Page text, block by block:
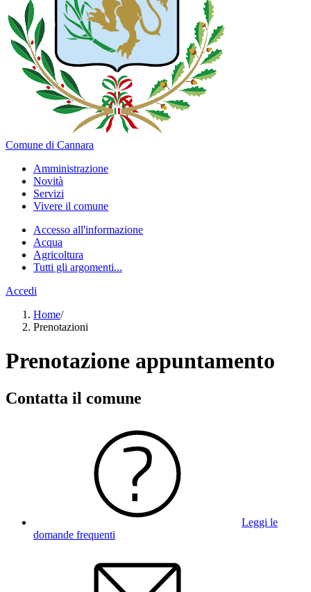
Comune di Cannara
Amministrazione
Novità
Servizi
Vivere il comune
Accesso all'informazione
Acqua
Agricoltura
Tutti gli argomenti...
Accedi
Home/
Prenotazioni
Prenotazione appuntamento
Contatta il comune
Leggi le
domande frequenti